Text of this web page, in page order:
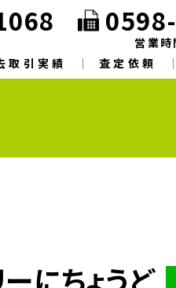
取引実績 査定依頼
営業
にちょうど